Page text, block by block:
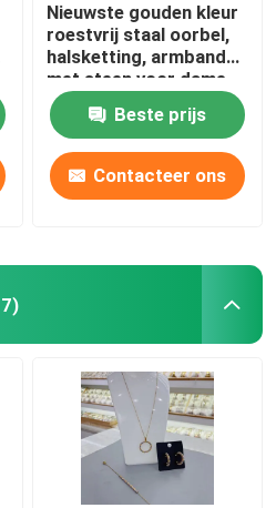
Nieuwste gouden kleur
roestvrij staal oorbel,
halsketting, armband
met steen voor dame
Beste prijs
Contacteer ons